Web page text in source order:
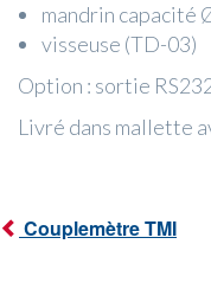
mandrin capacité
visseuse (TD-03)
Option : sortie
Livré dans mallette
Couplemètre TMI